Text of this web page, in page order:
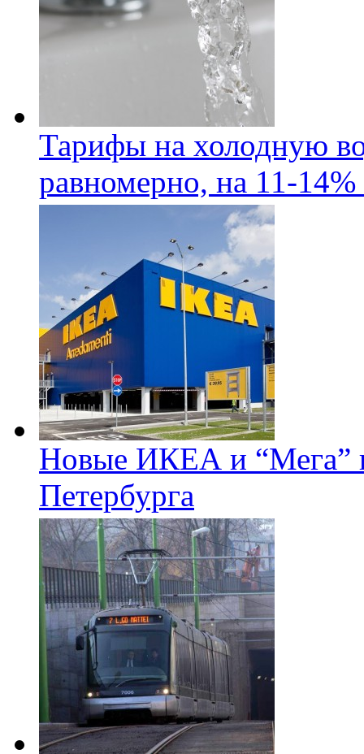
Тарифы на холодную
равномерно, на 11-14%
Новые ИКЕА и “Мега”
Петербурга